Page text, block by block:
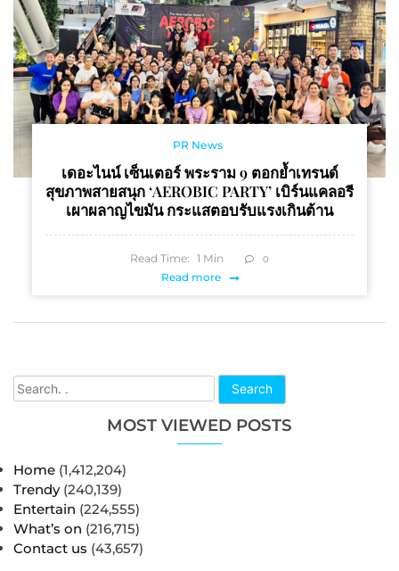
Search
MOST VIEWED POSTS
Home (1,412,204)
Trendy (240,139)
Entertain (224,555)
What’s on (216,715)
Contact us (43,657)
PR News
เดอะไนน์ เซ็นเตอร์ พระราม 9 ตอกย้ำเทรนด์
สุขภาพสายสนุก ‘AEROBIC PARTY’ เบิร์นแคลอรี
เผาผลาญไขมัน กระแสตอบรับแรงเกินต้าน
Read Time: 1 Min 0
Read more